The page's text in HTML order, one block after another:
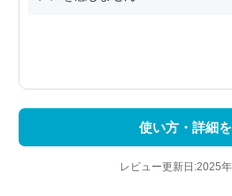
使い方・詳細
レビュー更新日:2025